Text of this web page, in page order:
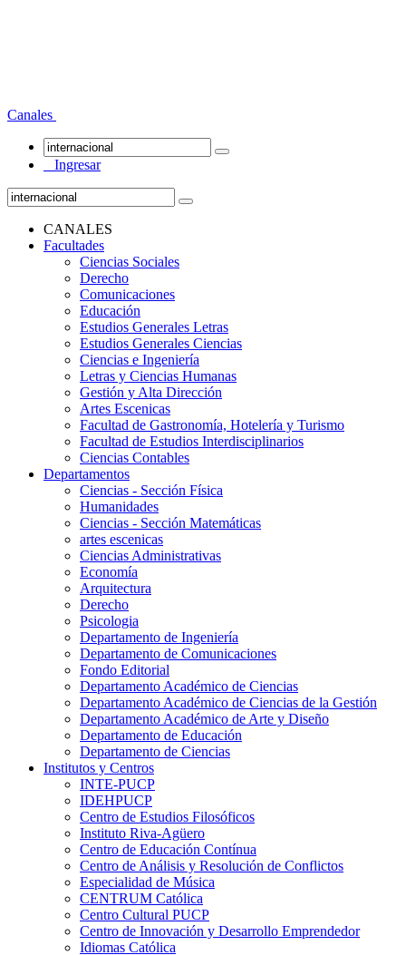
Canales
Ingresar
CANALES
Facultades
Ciencias Sociales
Derecho
Comunicaciones
Educación
Estudios Generales Letras
Estudios Generales Ciencias
Ciencias e Ingeniería
Letras y Ciencias Humanas
Gestión y Alta Dirección
Artes Escenicas
Facultad de Gastronomía, Hotelería y Turismo
Facultad de Estudios Interdisciplinarios
Ciencias Contables
Departamentos
Ciencias - Sección Física
Humanidades
Ciencias - Sección Matemáticas
artes escenicas
Ciencias Administrativas
Economía
Arquitectura
Derecho
Psicologia
Departamento de Ingeniería
Departamento de Comunicaciones
Fondo Editorial
Departamento Académico de Ciencias
Departamento Académico de Ciencias de la Gestión
Departamento Académico de Arte y Diseño
Departamento de Educación
Departamento de Ciencias
Institutos y Centros
INTE-PUCP
IDEHPUCP
Centro de Estudios Filosóficos
Instituto Riva-Agüero
Centro de Educación Contínua
Centro de Análisis y Resolución de Conflictos
Especialidad de Música
CENTRUM Católica
Centro Cultural PUCP
Centro de Innovación y Desarrollo Emprendedor
Idiomas Católica